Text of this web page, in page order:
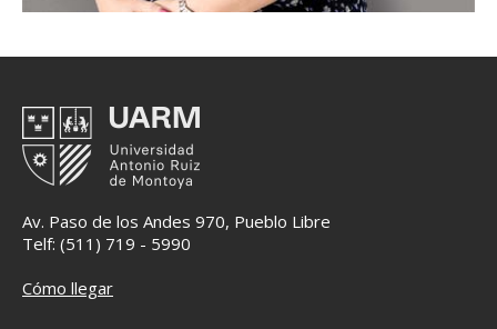
Av. Paso de los Andes 970, Pueblo Libre
Telf: (511) 719 - 5990
Cómo llegar